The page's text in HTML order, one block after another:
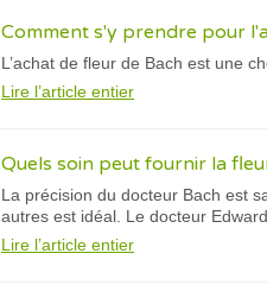
Comment s'y prendre pour
L’achat de fleur de Bach est une
Lire l’article entier
Quels soin peut fournir la
La précision du docteur Bach est
autres est idéal. Le docteur
Lire l’article entier